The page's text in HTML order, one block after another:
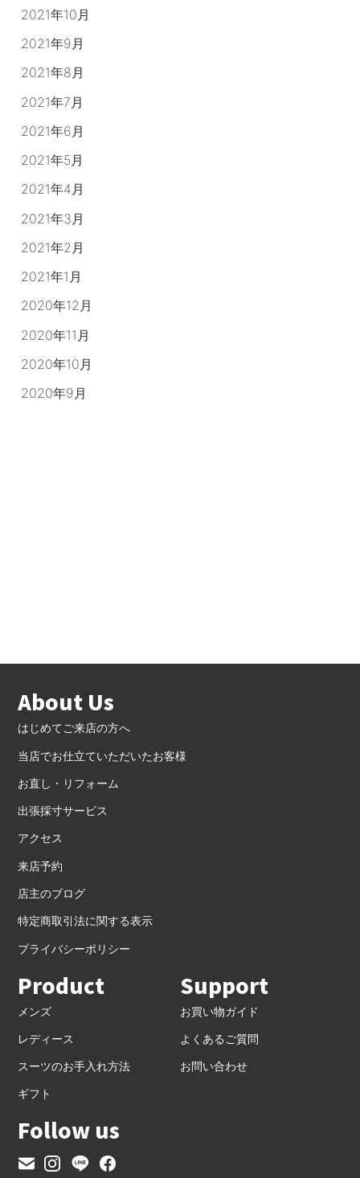
2021年10月
2021年9月
2021年8月
2021年7月
2021年6月
2021年5月
2021年4月
2021年3月
2021年2月
2021年1月
2020年12月
2020年11月
2020年10月
2020年9月
About Us
はじめてご来店の方へ
当店でお仕立ていただいたお客様
お直し・リフォーム
出張採寸サービス
アクセス
来店予約
店主のブログ
特定商取引法に関する表示
プライバシーポリシー
Product
メンズ
レディース
スーツのお手入れ方法
ギフト
Support
お買い物ガイド
よくあるご質問
お問い合わせ
Follow us